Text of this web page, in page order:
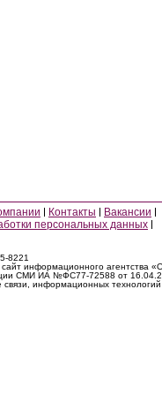
Контакты
Вакансии
персональных данных
8221
информационного агентства
СМИ ИА №ФС77-72588 от
информационных